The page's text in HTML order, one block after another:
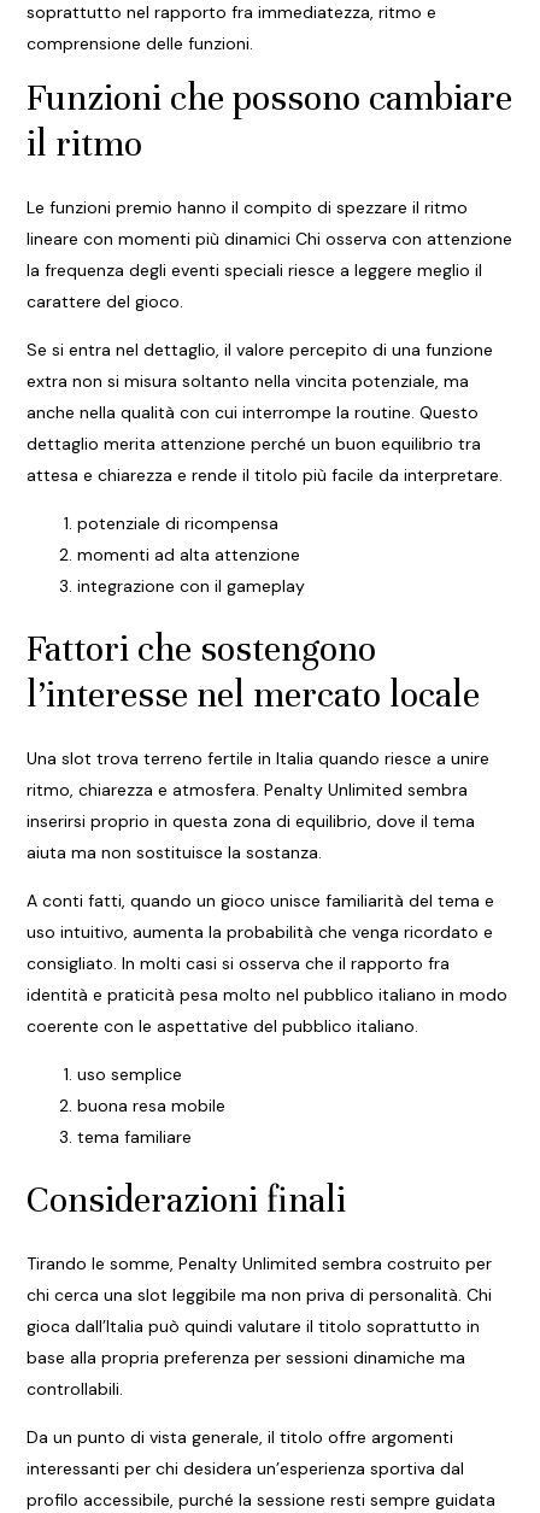
soprattutto nel rapporto fra immediatezza, ritmo e
comprensione delle funzioni.
Funzioni che possono cambiare
il ritmo
Le funzioni premio hanno il compito di spezzare il ritmo
lineare con momenti più dinamici Chi osserva con attenzione
la frequenza degli eventi speciali riesce a leggere meglio il
carattere del gioco.
Se si entra nel dettaglio, il valore percepito di una funzione
extra non si misura soltanto nella vincita potenziale, ma
anche nella qualità con cui interrompe la routine. Questo
dettaglio merita attenzione perché un buon equilibrio tra
attesa e chiarezza e rende il titolo più facile da interpretare.
potenziale di ricompensa
momenti ad alta attenzione
integrazione con il gameplay
Fattori che sostengono
l’interesse nel mercato locale
Una slot trova terreno fertile in Italia quando riesce a unire
ritmo, chiarezza e atmosfera. Penalty Unlimited sembra
inserirsi proprio in questa zona di equilibrio, dove il tema
aiuta ma non sostituisce la sostanza.
A conti fatti, quando un gioco unisce familiarità del tema e
uso intuitivo, aumenta la probabilità che venga ricordato e
consigliato. In molti casi si osserva che il rapporto fra
identità e praticità pesa molto nel pubblico italiano in modo
coerente con le aspettative del pubblico italiano.
uso semplice
buona resa mobile
tema familiare
Considerazioni finali
Tirando le somme, Penalty Unlimited sembra costruito per
chi cerca una slot leggibile ma non priva di personalità. Chi
gioca dall’Italia può quindi valutare il titolo soprattutto in
base alla propria preferenza per sessioni dinamiche ma
controllabili.
Da un punto di vista generale, il titolo offre argomenti
interessanti per chi desidera un’esperienza sportiva dal
profilo accessibile, purché la sessione resti sempre guidata